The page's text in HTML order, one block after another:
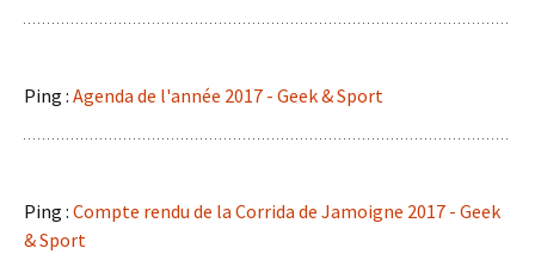
Ping : Agenda de l'année 2017 - Geek & Sport
Ping : Compte rendu de la Corrida de Jamoigne 2017 - Geek
& Sport